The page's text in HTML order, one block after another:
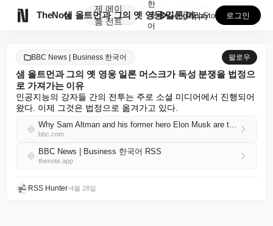
TheNote
제
품
에이
전트
샘 올트먼과 그의 옛 영웅 일론 머스크가 독성 분쟁을 ...
한
국
어
GooglePlay
AppStore 로그인
BBC News | Business 한국어 팔로우
샘 올트먼과 그의 옛 영웅 일론 머스크가 독성 분쟁을 법정으
로 가져가는 이유
인공지능의 강자들 간의 전투는 주로 소셜 미디어에서 진행되어
왔다. 이제 그것은 법정으로 옮겨가고 있다.
Why Sam Altman and his former hero Elon Musk are taking their toxic feud to court
bbc.com
BBC News | Business 한국어 RSS
thenote.app
RSS Hunter•4월 28일